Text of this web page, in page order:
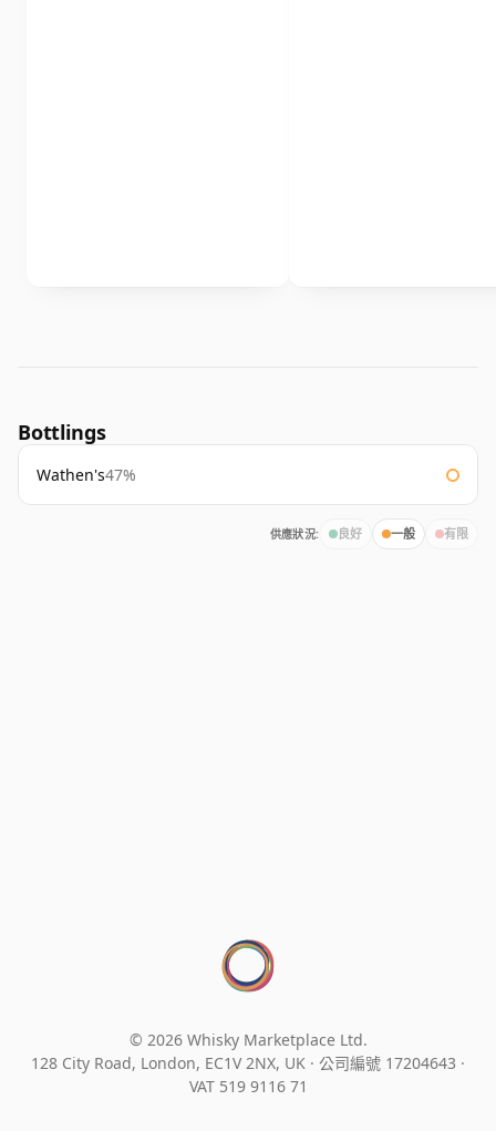
Bottlings
Wathen's47%
供應狀況: 良好 一般 有限
© 2026 Whisky Marketplace Ltd.
128 City Road, London, EC1V 2NX, UK · 公司編號 17204643 ·
VAT 519 9116 71